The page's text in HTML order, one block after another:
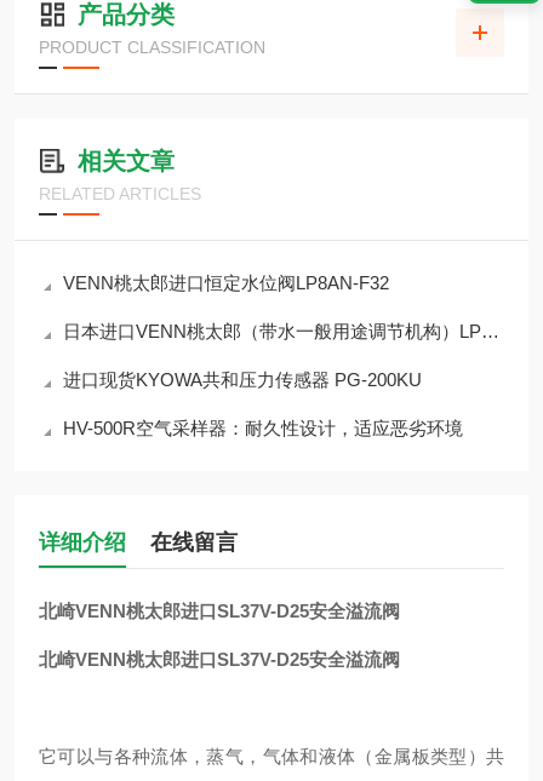
产品分类
PRODUCT CLASSIFICATION
相关文章
RELATED ARTICLES
VENN桃太郎进口恒定水位阀LP8AN-F32
日本进口VENN桃太郎（带水一般用途调节机构）LP9HN-F40恒水位阀
进口现货KYOWA共和压力传感器 PG-200KU
HV-500R空气采样器：耐久性设计，适应恶劣环境
详细介绍 在线留言
北崎VENN桃太郎进口SL37V-D25安全溢流阀
北崎VENN桃太郎进口SL37V-D25安全溢流阀
它可以与各种流体，蒸气，气体和液体（金属板类型）共